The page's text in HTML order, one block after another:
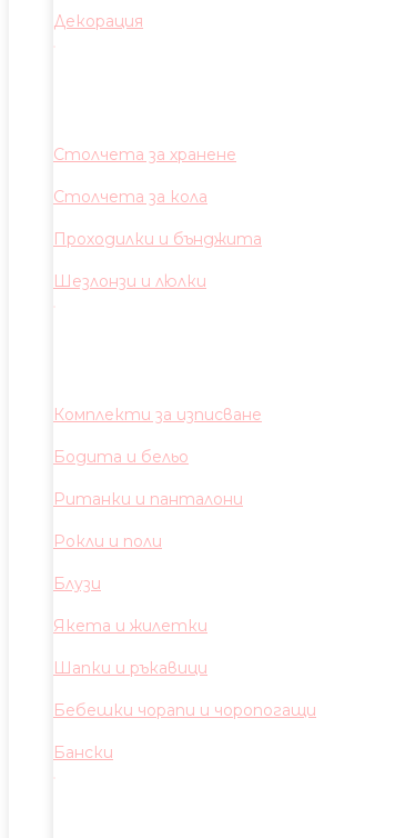
Декорация
Столчета за хранене
Столчета за кола
Проходилки и бънджита
Шезлонзи и люлки
Комплекти за изписване
Бодита и бельо
Ританки и панталони
Рокли и поли
Блузи
Якета и жилетки
Шапки и ръкавици
Бебешки чорапи и чоропогащи
Бански